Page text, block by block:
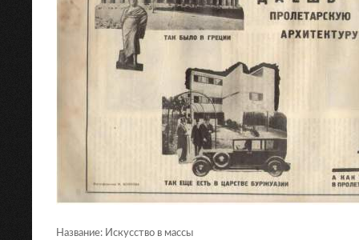
Название: Искусство в массы